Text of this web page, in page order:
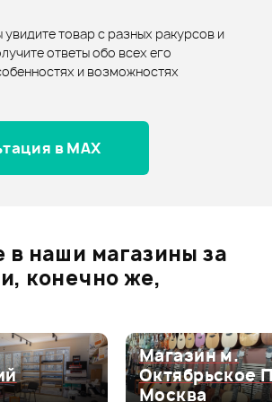
Страна происхождения
КИТАЙ
В корзину
0.0
увидите товар с разных ракурсов и
ответы обо всех его
и возможностях
в MAX
в наши магазины за
конечно же,
Магазин м.
Октябрьское
Москва